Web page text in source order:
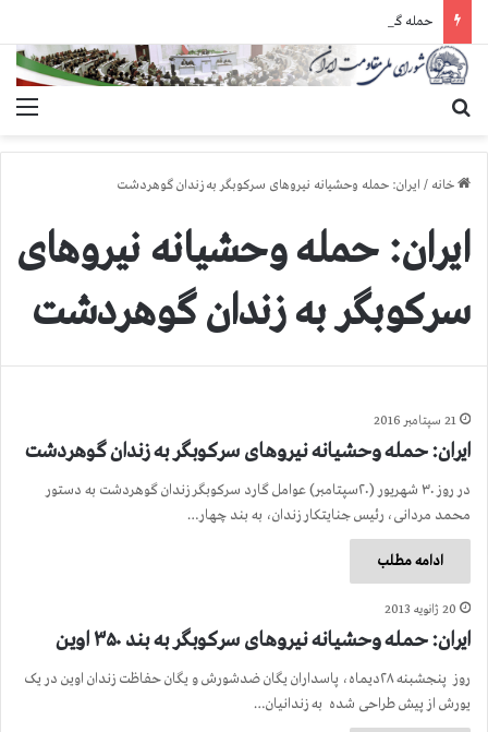
خانه / ایران: حمله وحشیانه نیروهای سرکوبگر به زندان گوهردشت
ایران: حمله وحشیانه نیروهای
سرکوبگر به زندان گوهردشت
21 سپتامبر 2016
ایران: حمله وحشیانه نیروهای سرکوبگر به زندان گوهردشت
در روز ۳۰ شهریور (۲۰سپتامبر) عوامل گارد سرکوبگر زندان گوهردشت به دستور
محمد مردانی، رئیس جنایتکار زندان، به بند چهار…
ادامه مطلب
20 ژانویه 2013
ایران: حمله وحشیانه نیروهای سرکوبگر به بند ۳۵۰ اوین
روز پنجشبنه ۲۸دیماه، پاسداران یگان ضدشورش و یگان حفاظت زندان اوین در یک
یورش از پیش طراحی شده به زندانیان…